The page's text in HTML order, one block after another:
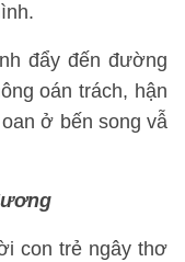
đẩy đến đường
oán trách, hận
ở bến song vẫ
con trẻ ngây thơ